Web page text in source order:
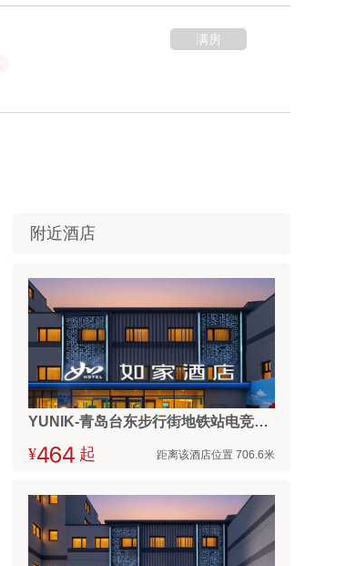
满房
附近酒店
YUNIK-青岛台东步行街地铁站电竞酒店
¥ 起 距离该酒店位置 706.6米